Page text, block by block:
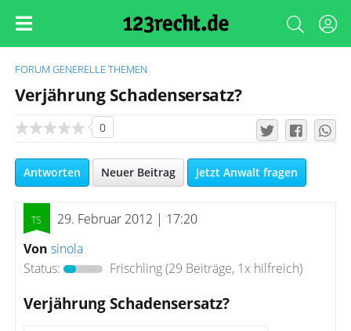
FORUM GENERELLE THEMEN
Verjährung Schadensersatz?
0
Antworten Neuer Beitrag Jetzt Anwalt fragen
29. Februar 2012 | 17:20
Von sinola
Status:
Frischling(29 Beiträge, 1x hilfreich)
Verjährung Schadensersatz?